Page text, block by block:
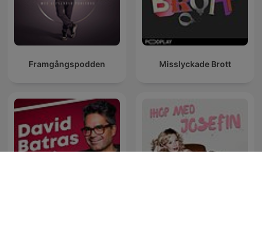
Framgångspodden Misslyckade Brott